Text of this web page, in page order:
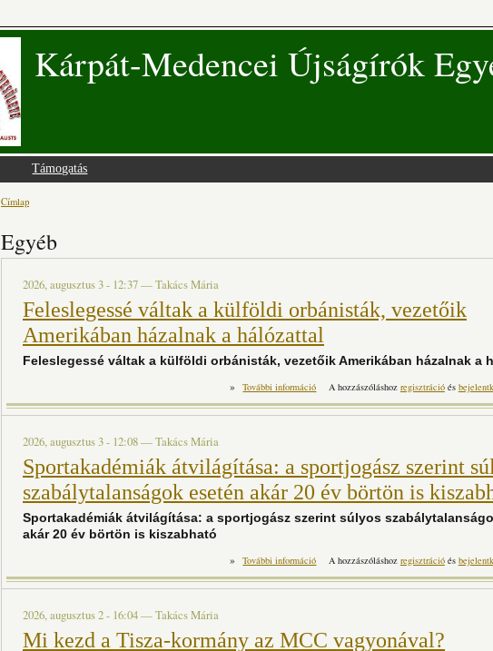
Kárpát-Medencei Újságírók
Támogatás
Jelenlegi hely
Címlap
Egyéb
2026, augusztus 3 - 12:37—Takács Mária
Feleslegessé váltak a külföldi orbánisták, vezetőik
Amerikában házalnak a hálózattal
Feleslegessé váltak a külföldi orbánisták, vezetőik Amerikában házalnak a
» További információ
Feleslegessé váltak a külföldi
A hozzászóláshoz regisztrációés
2026, augusztus 3 - 12:08—Takács Mária
Sportakadémiák átvilágítása: a sportjogász szerint
szabálytalanságok esetén akár 20 év börtön is
Sportakadémiák átvilágítása: a sportjogász szerint súlyos
akár 20 év börtön is kiszabható
» További információ
Sportakadémiák átvilágítása: a
A hozzászóláshoz regisztrációés
2026, augusztus 2 - 16:04—Takács Mária
Mi kezd a Tisza-kormány az MCC vagyonával?